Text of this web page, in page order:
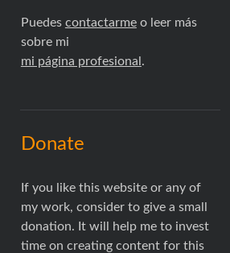
Puedes contactarmeo leer más
sobre mi
mi página profesional.
Donate
If you like this website or any of
my work, consider to give a small
donation. It will help me to invest
time on creating content for this